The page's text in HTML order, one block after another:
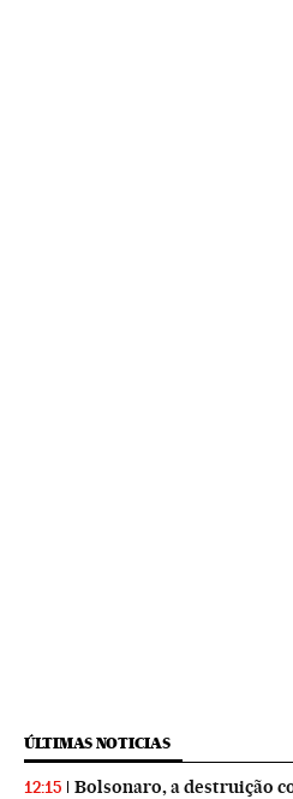
ÚLTIMAS NOTICIAS
12:15 Bolsonaro, a destruição